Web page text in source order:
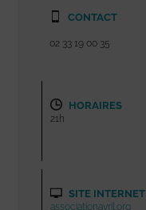
CONTACT
02 33 19 00 35
HORAIRES
21h
SITE INTERNET
associationavril.org